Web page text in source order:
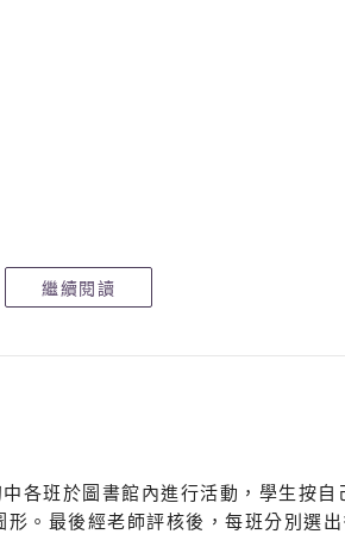
繼續閱讀
班於圖書館內進行活動，學生按
。最後經老師評核後，每班分別選